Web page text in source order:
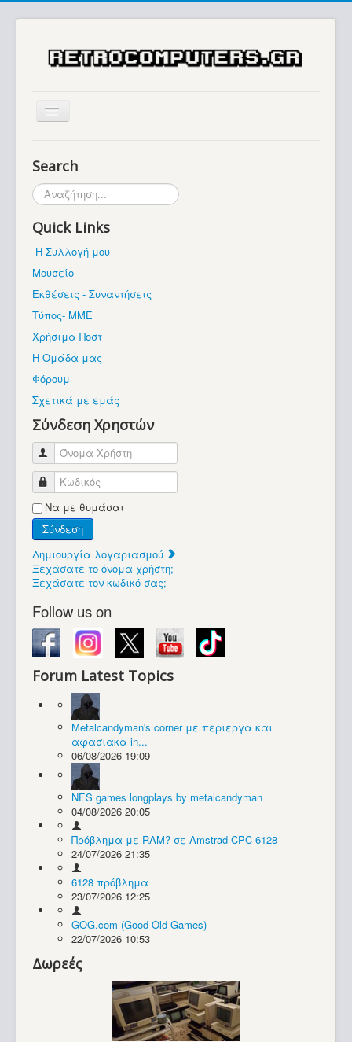
Μουσείο
Βρίσκεστε εδώ:
Συλλογές / Projects
Search
Αναζήτηση...
Quick Links
Η Συλλογή μου
Μουσείο
Εκθέσεις - Συναντήσεις
Τύπος- ΜΜΕ
Χρήσιμα Ποστ
Η Ομάδα μας
Φόρουμ
Σχετικά με εμάς
Σύνδεση Χρηστών
Όνομα Χρήστη
Κωδικός
Να με θυμάσαι
Σύνδεση
Δημιουργία λογαριασμού
Ξεχάσατε το όνομα χρήστη;
Ξεχάσατε τον κωδικό σας;
Follow us on
Forum Latest Topics
Metalcandyman's corner με περιεργα και
αφασιακα in...
06/08/2026 19:09
NES games longplays by metalcandyman
04/08/2026 20:05
Πρόβλημα με RAM? σε Amstrad CPC 6128
24/07/2026 21:35
6128 πρόβλημα
23/07/2026 12:25
GOG.com (Good Old Games)
22/07/2026 10:53
Δωρεές